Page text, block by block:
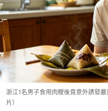
浙江1名男子食用肉糉後竟意外誘發
片）